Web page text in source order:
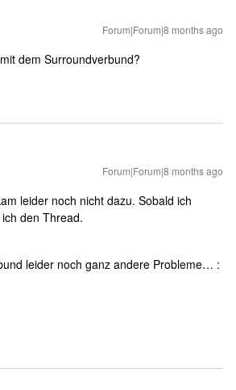
Forum|Forum|8 months ago
dem Surroundverbund?
Forum|Forum|8 months ago
leider noch nicht dazu. Sobald ich
den Thread.
leider noch ganz andere Probleme… :